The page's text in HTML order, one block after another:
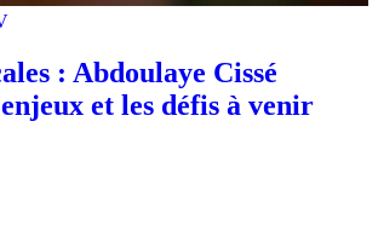
: Abdoulaye Cissé
et les défis à venir